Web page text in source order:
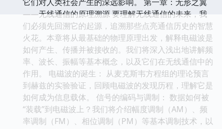
——无线通信的原理溯源 要理解无线通信的未来，我
们必须先回溯它的起源，追溯那些点亮通信历史的智慧
火花。本章将从最基础的物理原理出发，解释电磁波是
如何产生、传播并被接收的。我们将深入浅出地讲解频
率、波长、振幅等基本概念，以及它们在无线通信中的
作用。 电磁波的诞生： 从麦克斯韦方程组的理论预言
到赫兹的实验验证，回顾电磁波的发现历程，理解它是
如何成为信息载体。 信号的编码与调制： 数据如何被
“装载”到电磁波上？我们将介绍幅度调制（AM）、频
率调制（FM）、相位调制（PM）等基本调制技术，以